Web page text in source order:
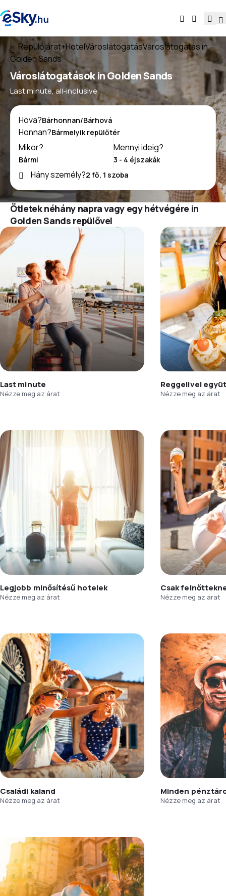
Repülőjárat+HotelVároslátogatásVároslátogatás in
Golden Sands
Városlátogatások in Golden Sands
Last minute, all-inclusive
Hova?
Honnan?
Mikor?
Mennyi ideig?
Hány személy?
Ötletek néhány napra vagy egy hétvégére in
Golden Sands repülővel
Last minute
Nézze meg az árat
Reggelivel
Nézze meg az árat
Legjobb minősítésű hotelek
Nézze meg az árat
Csak
Nézze meg az árat
Családi kaland
Nézze meg az árat
Minden
Nézze meg az árat